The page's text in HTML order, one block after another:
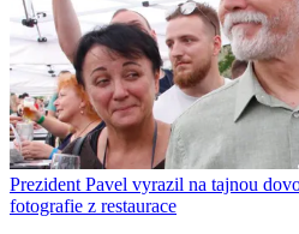
Prezident Pavel vyrazil na tajnou
fotografie z restaurace